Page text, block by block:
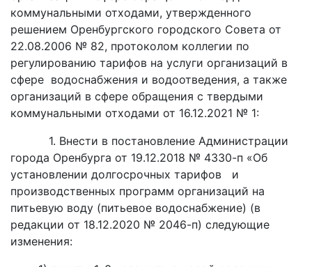
коммунальными отходами, утвержденного
решением Оренбургского городского Совета от
22.08.2006 № 82, протоколом коллегии по
регулированию тарифов на услуги организаций в
сфере водоснабжения и водоотведения, а также
организаций в сфере обращения с твердыми
коммунальными отходами от 16.12.2021 № 1:
1. Внести в постановление Администрации
города Оренбурга от 19.12.2018 № 4330-п «Об
установлении долгосрочных тарифов и
производственных программ организаций на
питьевую воду (питьевое водоснабжение) (в
редакции от 18.12.2020 № 2046-п) следующие
изменения: